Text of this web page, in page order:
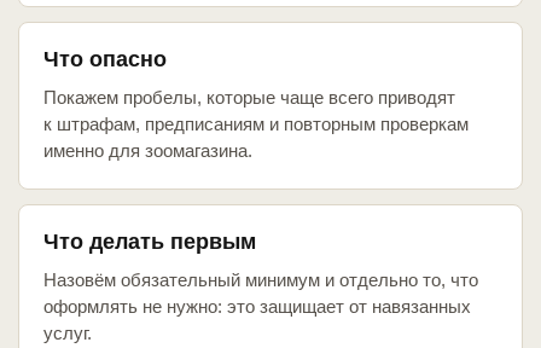
Что опасно
Покажем пробелы, которые чаще всего приводят
к штрафам, предписаниям и повторным проверкам
именно для зоомагазина.
Что делать первым
Назовём обязательный минимум и отдельно то, что
оформлять не нужно: это защищает от навязанных
услуг.